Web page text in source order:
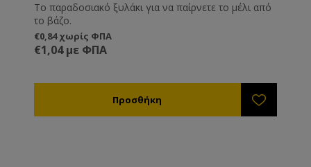
Το παραδοσιακό ξυλάκι για να παίρνετε το μέλι από
το βάζο.
€0,84 χωρίς ΦΠΑ
€1,04 με ΦΠΑ